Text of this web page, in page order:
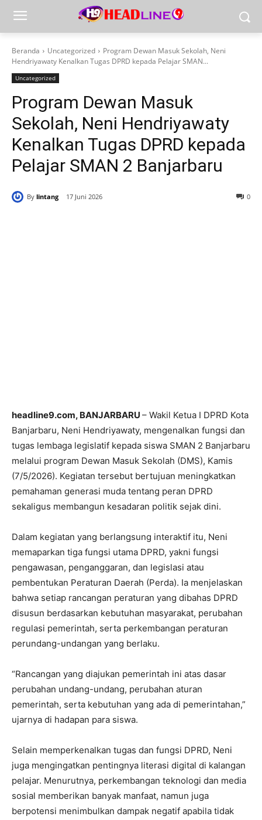
Beranda Uncategorized
Program Dewan Masuk Sekolah, Neni
Hendriyawaty Kenalkan Tugas DPRD kepada Pelajar SMAN...
Uncategorized
Program Dewan Masuk
Sekolah, Neni Hendriyawaty
Kenalkan Tugas DPRD kepada
Pelajar SMAN 2 Banjarbaru
By lintang 17 Juni 2026 0
headline9.com, BANJARBARU – Wakil Ketua I DPRD Kota
Banjarbaru, Neni Hendriyawaty, mengenalkan fungsi dan
tugas lembaga legislatif kepada siswa SMAN 2 Banjarbaru
melalui program Dewan Masuk Sekolah (DMS), Kamis
(7/5/2026). Kegiatan tersebut bertujuan meningkatkan
pemahaman generasi muda tentang peran DPRD
sekaligus membangun kesadaran politik sejak dini.
Dalam kegiatan yang berlangsung interaktif itu, Neni
memaparkan tiga fungsi utama DPRD, yakni fungsi
pengawasan, penganggaran, dan legislasi atau
pembentukan Peraturan Daerah (Perda). Ia menjelaskan
bahwa setiap rancangan peraturan yang dibahas DPRD
disusun berdasarkan kebutuhan masyarakat, perubahan
regulasi pemerintah, serta perkembangan peraturan
perundang-undangan yang berlaku.
“Rancangan yang diajukan pemerintah ini atas dasar
perubahan undang-undang, perubahan aturan
pemerintah, serta kebutuhan yang ada di pemerintahan,”
ujarnya di hadapan para siswa.
Selain memperkenalkan tugas dan fungsi DPRD, Neni
juga mengingatkan pentingnya literasi digital di kalangan
pelajar. Menurutnya, perkembangan teknologi dan media
sosial memberikan banyak manfaat, namun juga
berpotensi menimbulkan dampak negatif apabila tidak